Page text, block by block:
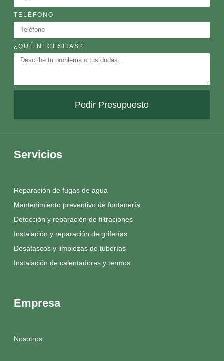
TELÉFONO
¿QUÉ NECESITAS?
Pedir Presupuesto
Servicios
Reparación de fugas de agua
Mantenimiento preventivo de fontanería
Detección y reparación de filtraciones
Instalación y reparación de griferías
Desatascos y limpiezas de tuberías
Instalación de calentadores y termos
Empresa
Nosotros